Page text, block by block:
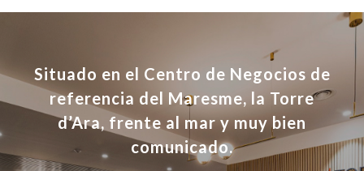
Situado en el Centro de Negocios de
referencia del Maresme, la Torre
d’Ara, frente al mar y muy bien
comunicado.